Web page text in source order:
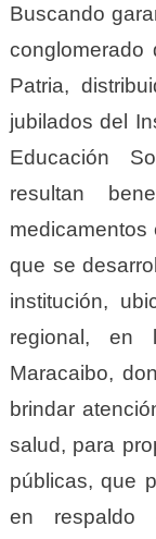
Buscando
Patria,
jubilados del
Educación
resultan
medicamentos
que se
institución,
regional, en
Maracaibo,
brindar
salud, para
públicas, que
en respaldo